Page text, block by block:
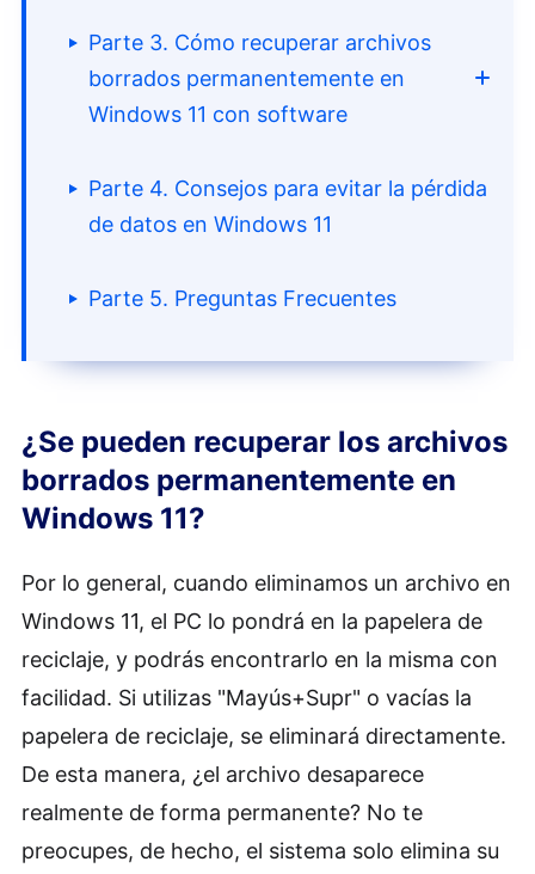
Manera 1. Utiliza la opción
"Deshacer borrado" para deshacer
el borrado de archivos en Windows
operaciones después del borrado.)
borrados de la papelera de reciclaje
vaciarla)
Manera 3. Recuperar archivos
borrados permanentemente en
Windows 11 utilizando CMD
(Necesita suerte)
Manera 4. Recuperar Windows 11 de
la versión anterior (Necesita que
tengas una copia de seguridadp)
Manera 5. Recuperar archivos
borrados en Windows 11 utilizando
el Historial de Archivos(Necesita
que tengas una copia de seguridad)
Parte 3. Cómo recuperar archivos
borrados permanentemente en
Windows 11 con software
Manera 1. Utilizando el software de
Recuperación de Datos de iBeesoft
apto para principiantes)
Manera 3. Utilizando La Herramienta
de Recuperación de Archivos de
Microsoft
Parte 4. Consejos para evitar la pérdida
de datos en Windows 11
Parte 5. Preguntas Frecuentes
¿Se pueden recuperar los archivos
borrados permanentemente en
Windows 11?
Por lo general, cuando eliminamos un archivo en
Windows 11, el PC lo pondrá en la papelera de
reciclaje, y podrás encontrarlo en la misma con
facilidad. Si utilizas "Mayús+Supr" o vacías la
papelera de reciclaje, se eliminará directamente.
De esta manera, ¿el archivo desaparece
realmente de forma permanente? No te
preocupes, de hecho, el sistema solo elimina su